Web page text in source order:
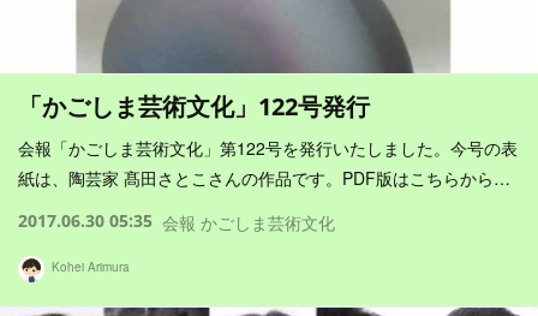
「かごしま芸術文化」122号発行
会報「かごしま芸術文化」第122号を発行いたしました。今号の表
紙は、陶芸家 髙田さとこさんの作品です。PDF版はこちらから…
2017.06.30 05:35 会報 かごしま芸術文化
Kohei Arimura